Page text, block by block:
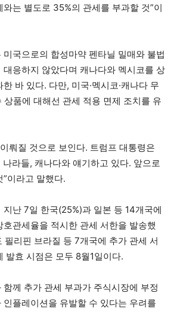
는 별도로 35%의 관세를 부과할 것”이
국으로의 합성마약 펜타닐 밀매와 불법
대응하지 않았다며 캐나다와 멕시코를 상
바 있다. 다만, 미국·멕시코·캐나다 무
상품에 대해선 관세 적용 면제 조치를 유
뤄질 것으로 보인다. 트럼프 대통령은
나라들, 캐나다와 얘기하고 있다. 앞으로
이라고 말했다.
난 7일 한국(25%)과 일본 등 14개국에
관세율을 적시한 관세 서한을 발송했
필리핀 브라질 등 7개국에 추가 관세 서
발효 시점은 모두 8월1일이다.
께 추가 관세 부과가 주식시장에 부정
플레이션을 유발할 수 있다는 우려를